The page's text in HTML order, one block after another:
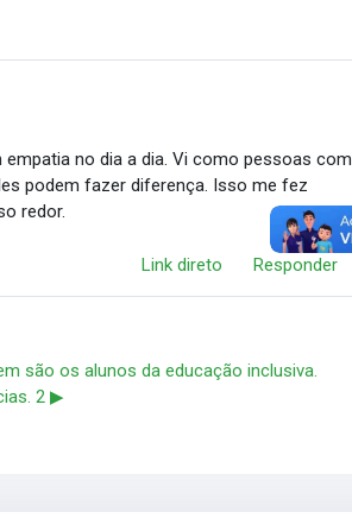
no dia a dia. Vi como pessoas com
podem fazer diferença. Isso me fez
redor.
Link direto Responder
são os alunos da educação inclusiva.
2 ▶︎